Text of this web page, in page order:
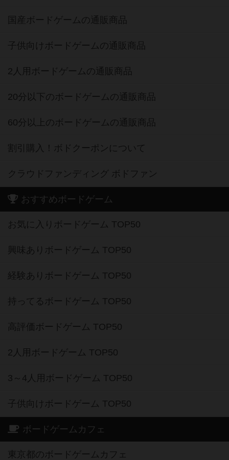
国産ボードゲームの通販商品
子供向けボードゲームの通販商品
2人用ボードゲームの通販商品
20分以下のボードゲームの通販商品
60分以上のボードゲームの通販商品
割引購入！ボドクーポンについて
クラウドファンディング ボドファン
おすすめボードゲーム
お気に入りボードゲーム TOP50
興味ありボードゲーム TOP50
経験ありボードゲーム TOP50
持ってるボードゲーム TOP50
高評価ボードゲーム TOP50
2人用ボードゲーム TOP50
3～4人用ボードゲーム TOP50
子供向けボードゲーム TOP50
ボードゲームカフェ
東京都のボードゲームカフェ